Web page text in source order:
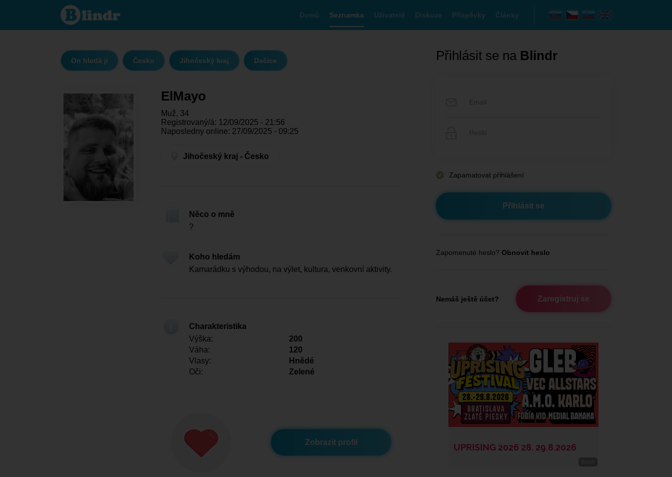
ElMayo -
On hledá
ji
Domů Seznamka Uživatelé Diskuze Příspěvky Články
On hledá ji Česko Jihočeský kraj Dačice
ElMayo
Muž, 34
Registrovaný/á: 12/09/2025 - 21:56
Naposledny online: 27/09/2025 - 09:25
Jihočeský kraj - Česko
Něco o mně
?
Koho hledám
Kamarádku s výhodou, na výlet, kultura, venkovní aktivity.
Charakteristika
Výška:
200
Váha:
120
Vlasy:
Hnědé
Oči:
Zelené
Zobrazit profil
Přihlásit se na Blindr
Zapamatovat přihlášení
Zapomenuté heslo? Obnovit heslo
Nemáš ještě účet? Zaregistruj se